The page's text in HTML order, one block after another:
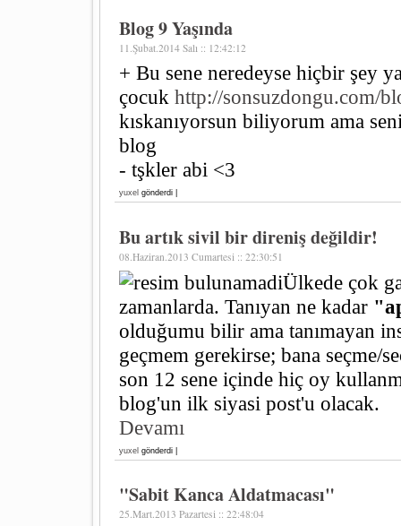
Blog 9 Yaşında
11.Şubat.2014 Salı :: 12:42:12
+ Bu sene neredeyse hiçbir şey
çocuk http://sonsuzdongu.com/
kıskanıyorsun biliyorum ama
blog
- tşkler abi <3
yuxel gönderdi |
Bu artık sivil bir direniş değildir!
08.Haziran.2013 Cumartesi :: 22:30:51
Ülkede çok
zamanlarda. Tanıyan ne kadar
olduğumu bilir ama tanımayan
geçmem gerekirse; bana seçme/
son 12 sene içinde hiç oy
blog'un ilk siyasi post'u olacak.
Devamı
yuxel gönderdi |
"Sabit Kanca Aldatmacası"
25.Mart.2013 Pazartesi :: 22:48:04